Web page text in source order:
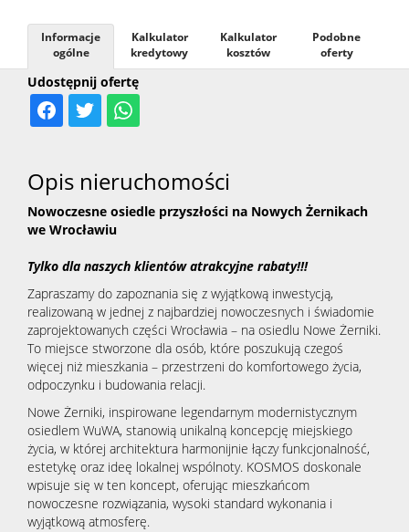
Udostępnij ofertę
Informacje
ogólne
Kalkulator
kredytowy
Kalkulator
kosztów
Podobne
oferty
Opis nieruchomości
Nowoczesne osiedle przyszłości na Nowych Żernikach
we Wrocławiu
Tylko dla naszych klientów atrakcyjne rabaty!!!
Zapraszamy do zapoznania się z wyjątkową inwestycją,
realizowaną w jednej z najbardziej nowoczesnych i świadomie
zaprojektowanych części Wrocławia – na osiedlu Nowe Żerniki.
To miejsce stworzone dla osób, które poszukują czegoś
więcej niż mieszkania – przestrzeni do komfortowego życia,
odpoczynku i budowania relacji.
Nowe Żerniki, inspirowane legendarnym modernistycznym
osiedlem WuWA, stanowią unikalną koncepcję miejskiego
życia, w której architektura harmonijnie łączy funkcjonalność,
estetykę oraz ideę lokalnej wspólnoty. KOSMOS doskonale
wpisuje się w ten koncept, oferując mieszkańcom
nowoczesne rozwiązania, wysoki standard wykonania i
wyjątkową atmosferę.